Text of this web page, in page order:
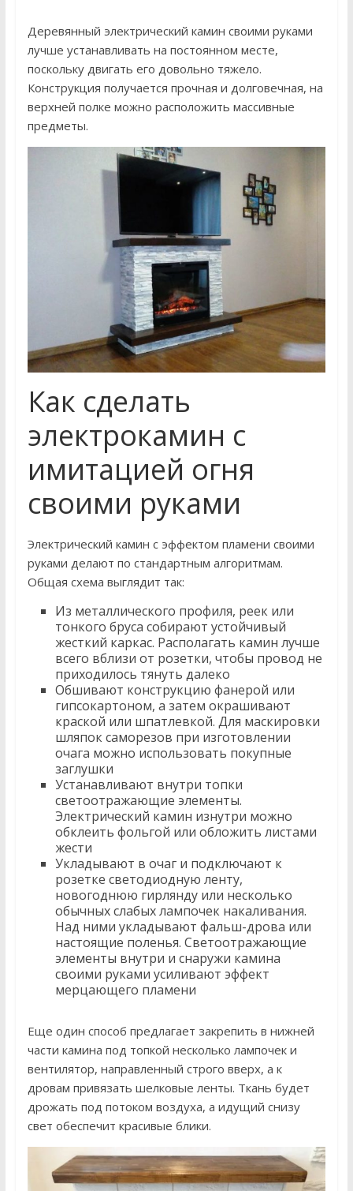
Деревянный электрический камин своими руками
лучше устанавливать на постоянном месте,
поскольку двигать его довольно тяжело.
Конструкция получается прочная и долговечная, на
верхней полке можно расположить массивные
предметы.
Как сделать
электрокамин с
имитацией огня
своими руками
Электрический камин с эффектом пламени своими
руками делают по стандартным алгоритмам.
Общая схема выглядит так:
Из металлического профиля, реек или
тонкого бруса собирают устойчивый
жесткий каркас. Располагать камин лучше
всего вблизи от розетки, чтобы провод не
приходилось тянуть далеко
Обшивают конструкцию фанерой или
гипсокартоном, а затем окрашивают
краской или шпатлевкой. Для маскировки
шляпок саморезов при изготовлении
очага можно использовать покупные
заглушки
Устанавливают внутри топки
светоотражающие элементы.
Электрический камин изнутри можно
обклеить фольгой или обложить листами
жести
Укладывают в очаг и подключают к
розетке светодиодную ленту,
новогоднюю гирлянду или несколько
обычных слабых лампочек накаливания.
Над ними укладывают фальш-дрова или
настоящие поленья. Светоотражающие
элементы внутри и снаружи камина
своими руками усиливают эффект
мерцающего пламени
Еще один способ предлагает закрепить в нижней
части камина под топкой несколько лампочек и
вентилятор, направленный строго вверх, а к
дровам привязать шелковые ленты. Ткань будет
дрожать под потоком воздуха, а идущий снизу
свет обеспечит красивые блики.